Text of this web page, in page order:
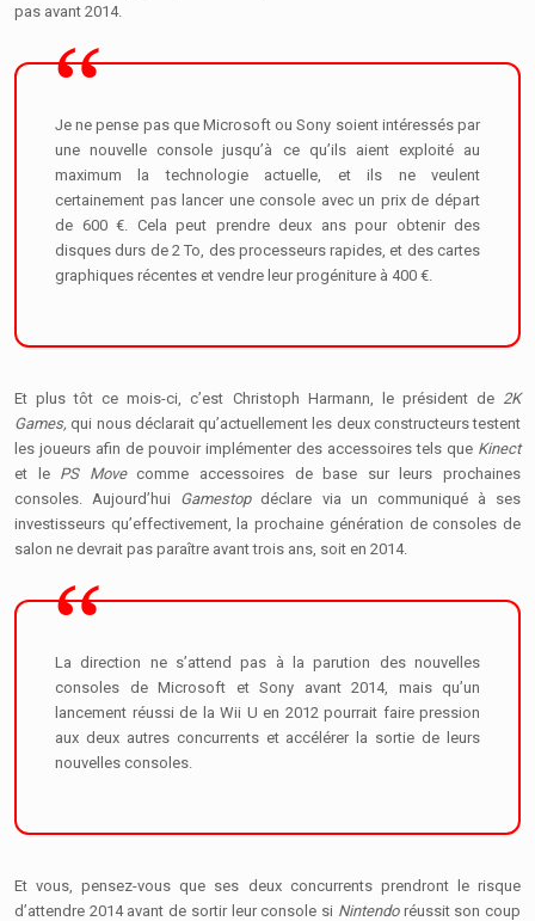
pas avant 2014.
Je ne pense pas que Microsoft ou Sony soient intéressés par
une nouvelle console jusqu’à ce qu’ils aient exploité au
maximum la technologie actuelle, et ils ne veulent
certainement pas lancer une console avec un prix de départ
de 600 €. Cela peut prendre deux ans pour obtenir des
disques durs de 2 To, des processeurs rapides, et des cartes
graphiques récentes et vendre leur progéniture à 400 €.
Et plus tôt ce mois-ci, c’est Christoph Harmann, le président de 2K
Games, qui nous déclarait qu’actuellement les deux constructeurs testent
les joueurs afin de pouvoir implémenter des accessoires tels que Kinect
et le PS Movecomme accessoires de base sur leurs prochaines
consoles. Aujourd’hui Gamestopdéclare via un communiqué à ses
investisseurs qu’effectivement, la prochaine génération de consoles de
salon ne devrait pas paraître avant trois ans, soit en 2014.
La direction ne s’attend pas à la parution des nouvelles
consoles de Microsoft et Sony avant 2014, mais qu’un
lancement réussi de la Wii U en 2012 pourrait faire pression
aux deux autres concurrents et accélérer la sortie de leurs
nouvelles consoles.
Et vous, pensez-vous que ses deux concurrents prendront le risque
d’attendre 2014 avant de sortir leur console si Nintendoréussit son coup